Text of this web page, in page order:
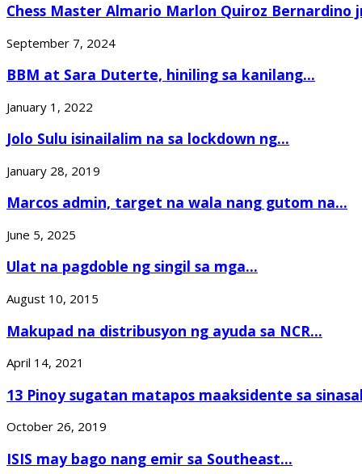
Chess Master Almario Marlon Quiroz Bernardino
September 7, 2024
BBM at Sara Duterte, hiniling sa kanilang...
January 1, 2022
Jolo Sulu isinailalim na sa lockdown ng...
January 28, 2019
Marcos admin, target na wala nang gutom na...
June 5, 2025
Ulat na pagdoble ng singil sa mga...
August 10, 2015
Makupad na distribusyon ng ayuda sa NCR...
April 14, 2021
13 Pinoy sugatan matapos maaksidente sa
October 26, 2019
ISIS may bago nang emir sa Southeast...